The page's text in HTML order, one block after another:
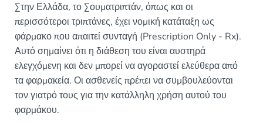
Στην Ελλάδα, το Σουματριπτάν, όπως και οι
περισσότεροι τριπτάνες, έχει νομική κατάταξη ως
φάρμακο που απαιτεί συνταγή (Prescription Only - Rx).
Αυτό σημαίνει ότι η διάθεση του είναι αυστηρά
ελεγχόμενη και δεν μπορεί να αγοραστεί ελεύθερα από
τα φαρμακεία. Οι ασθενείς πρέπει να συμβουλεύονται
τον γιατρό τους για την κατάλληλη χρήση αυτού του
φαρμάκου.